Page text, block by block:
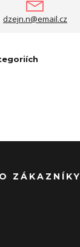
dzejn.n@email.cz
ZÁKAZNÍKY